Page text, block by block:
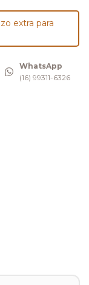
extra para
WhatsApp
(16) 99311-6326